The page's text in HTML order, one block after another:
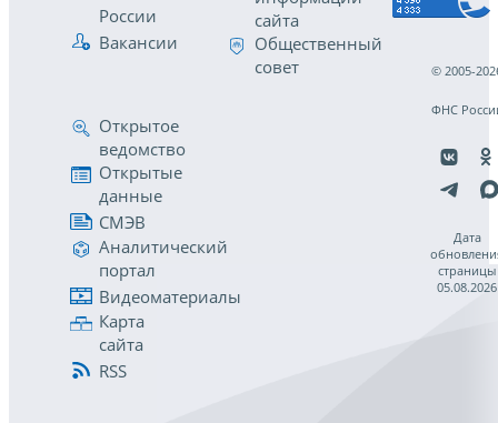
России
Вакансии
сайта
Общественный
совет
Открытое
ведомство
Открытые
данные
СМЭВ
Аналитический
портал
Видеоматериалы
Карта
сайта
RSS
© 2005-
ФНС
Дата
страницы
05.08.2026